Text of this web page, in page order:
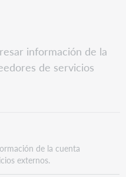
información de la
de servicios
de la cuenta
externos.